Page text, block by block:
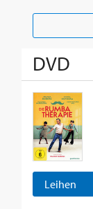
DVD
Leihen